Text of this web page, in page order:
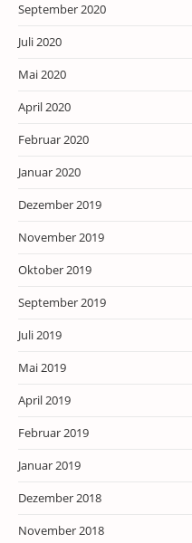
September 2020
Juli 2020
Mai 2020
April 2020
Februar 2020
Januar 2020
Dezember 2019
November 2019
Oktober 2019
September 2019
Juli 2019
Mai 2019
April 2019
Februar 2019
Januar 2019
Dezember 2018
November 2018